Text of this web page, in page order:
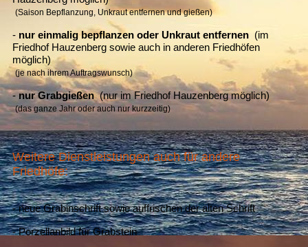
(Saison Bepflanzung, Unkraut entfernen und gießen)
- nur einmalig bepflanzen oder Unkraut entfernen (im
Friedhof Hauzenberg sowie auch in anderen Friedhöfen
möglich)
(je nach ihrem Auftragswunsch)
-nur Grabgießen (nur im Friedhof Hauzenberg möglich)
(das ganze Jahr oder auch nur kurzzeitig)
Weitere Dienstleistungen auch für andere
Friedhöfe:
- neue Grabinschrift sowie auffrischen der alten Schrift
- Porzellanbild für Grabstein